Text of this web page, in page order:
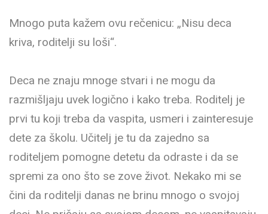
Mnogo puta kažem ovu rečenicu: „Nisu deca
kriva, roditelji su loši“.
Deca ne znaju mnoge stvari i ne mogu da
razmišljaju uvek logično i kako treba. Roditelj je
prvi tu koji treba da vaspita, usmeri i zainteresuje
dete za školu. Učitelj je tu da zajedno sa
roditeljem pomogne detetu da odraste i da se
spremi za ono što se zove život. Nekako mi se
čini da roditelji danas ne brinu mnogo o svojoj